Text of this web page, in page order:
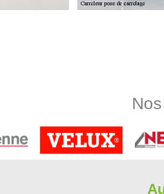
il suffit de le téléphoner
le carrelage de votre maison (salle de
professionnelle en pose de
91490 et ses environs. Toutes